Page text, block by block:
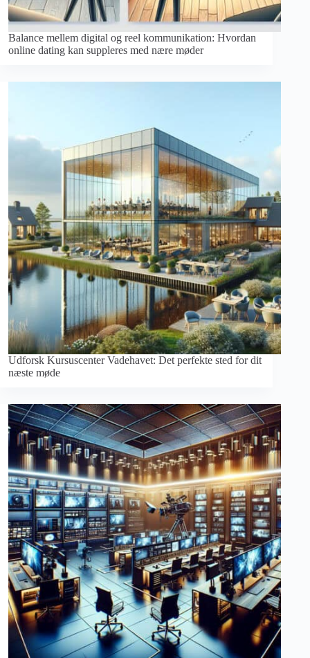
Balance mellem digital og reel kommunikation: Hvordan
online dating kan suppleres med nære møder
Udforsk Kursuscenter Vadehavet: Det perfekte sted for dit
næste møde